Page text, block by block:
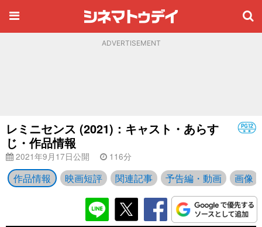
ADVERTISEMENT
レミニセンス (2021)：キャスト・あらす
じ・作品情報
2021年9月17日公開 116分
作品情報 映画短評 関連記事 予告編・動画 画像